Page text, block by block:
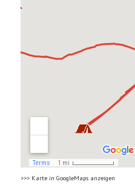
>>> Karte in GoogleMaps anzeigen